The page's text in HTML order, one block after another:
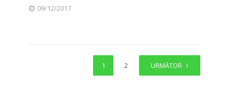
09/12/2017
1 2 URMĂTOR